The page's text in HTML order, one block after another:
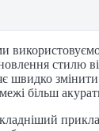
стилю
швидко
більш